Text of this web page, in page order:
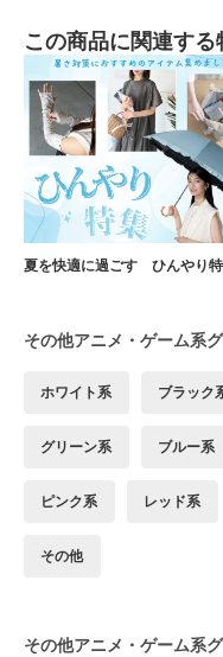
この商品に関連する
夏を快適に過ごす ひんやり
その他アニメ・ゲーム系
ホワイト系 ブラック
グリーン系 ブルー系
ピンク系 レッド系
その他
その他アニメ・ゲーム系